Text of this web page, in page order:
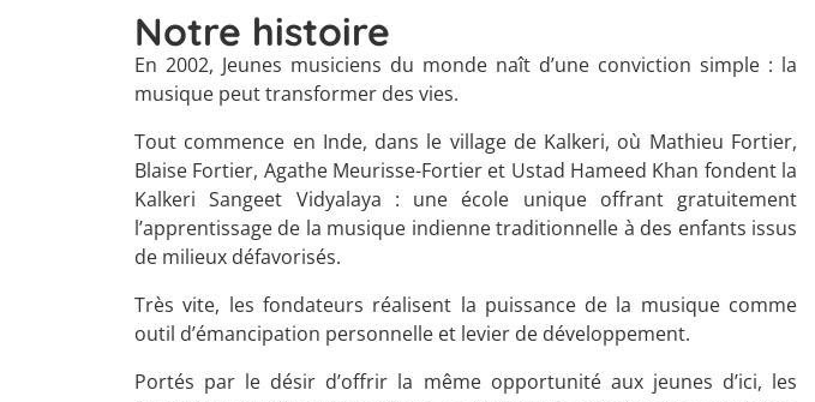
Notre histoire
En 2002, Jeunes musiciens du monde naît d’une conviction simple : la
musique peut transformer des vies.
Tout commence en Inde, dans le village de Kalkeri, où Mathieu Fortier,
Blaise Fortier, Agathe Meurisse-Fortier et Ustad Hameed Khan fondent la
Kalkeri Sangeet Vidyalaya : une école unique offrant gratuitement
l’apprentissage de la musique indienne traditionnelle à des enfants issus
de milieux défavorisés.
Très vite, les fondateurs réalisent la puissance de la musique comme
outil d’émancipation personnelle et levier de développement.
Portés par le désir d’offrir la même opportunité aux jeunes d’ici, les